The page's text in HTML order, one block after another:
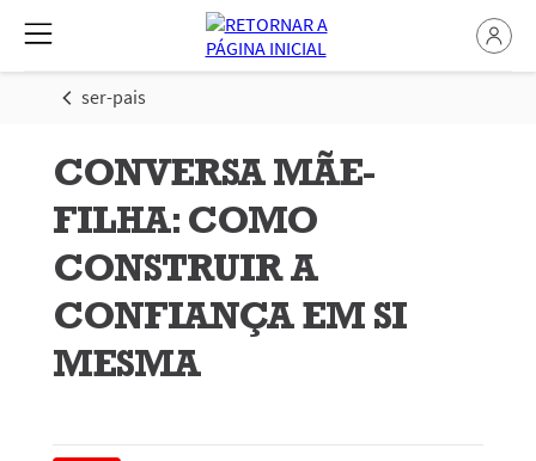
ser-pais
CONVERSA MÃE-
FILHA: COMO
CONSTRUIR A
CONFIANÇA EM SI
MESMA